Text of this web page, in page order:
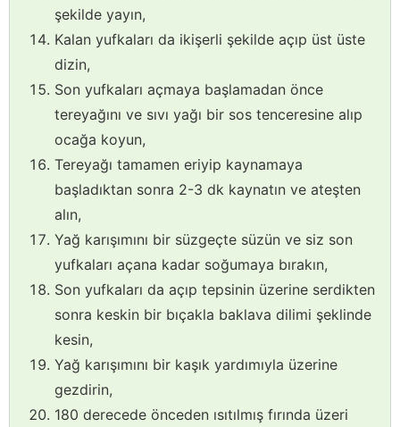
şekilde yayın,
Kalan yufkaları da ikişerli şekilde açıp üst üste
dizin,
Son yufkaları açmaya başlamadan önce
tereyağını ve sıvı yağı bir sos tenceresine alıp
ocağa koyun,
Tereyağı tamamen eriyip kaynamaya
başladıktan sonra 2-3 dk kaynatın ve ateşten
alın,
Yağ karışımını bir süzgeçte süzün ve siz son
yufkaları açana kadar soğumaya bırakın,
Son yufkaları da açıp tepsinin üzerine serdikten
sonra keskin bir bıçakla baklava dilimi şeklinde
kesin,
Yağ karışımını bir kaşık yardımıyla üzerine
gezdirin,
180 derecede önceden ısıtılmış fırında üzeri